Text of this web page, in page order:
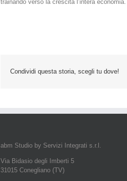
trainando verso la crescita l’intera economia.
Condividi questa storia, scegli tu dove!
abm Studio by Servizi Integrati s.r.l.
Via Bidasio degli Imberti 5
31015 Conegliano (TV)